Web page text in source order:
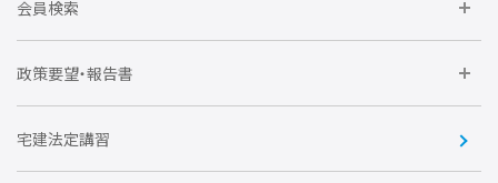
不動産後見アドバイザー資格講習
会
全住協ビジネスショップ
運営組織
トライアル会員制度
会員検索
企業会員
賛助会員
政策要望・報告書
住宅・土地税制改正要望
宅建法定講習